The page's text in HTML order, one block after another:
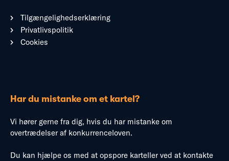
Tilgængelighedserklæring
Privatlivspolitik
Cookies
Har du mistanke om et kartel?
Vi hører gerne fra dig, hvis du har mistanke om
overtrædelser af konkurrenceloven.
Du kan hjælpe os med at opspore karteller ved at kontakte